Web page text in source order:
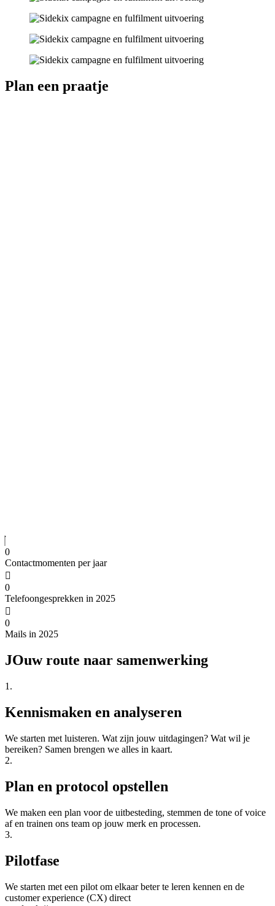
Plan een praatje
0
Contactmomenten per jaar
0
Telefoongesprekken in 2025
0
Mails in 2025
JOuw route naar samenwerking
1.
Kennismaken en analyseren
We starten met luisteren. Wat zijn jouw uitdagingen? Wat wil je
bereiken? Samen brengen we alles in kaart.
2.
Plan en protocol opstellen
We maken een plan voor de uitbesteding, stemmen de tone of voice
af en trainen ons team op jouw merk en processen.
3.
Pilotfase
We starten met een pilot om elkaar beter te leren kennen en de
customer experience (CX) direct